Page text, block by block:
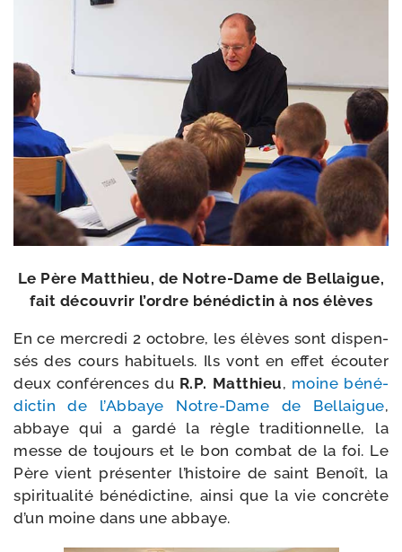
Le Père Matthieu, de Notre-​Dame de Bellaigue,
fait décou­vrir l’ordre béné­dic­tin à nos élèves
En ce mer­cre­di 2 octobre, les élèves sont dis­pen­
sés des cours habi­tuels. Ils vont en effet écou­ter
deux confé­rences du R.P. Matthieu, moine béné­
dic­tin de l’Abbaye Notre-​Dame de Bellaigue,
abbaye qui a gar­dé la règle tra­di­tion­nelle, la
messe de tou­jours et le bon com­bat de la foi. Le
Père vient pré­sen­ter l’histoire de saint Benoît, la
spi­ri­tua­li­té béné­dic­tine, ain­si que la vie concrète
d’un moine dans une abbaye.